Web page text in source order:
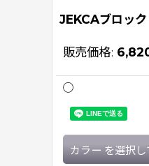
JEKCAブロック
販売価格:
◯
カラー を選択